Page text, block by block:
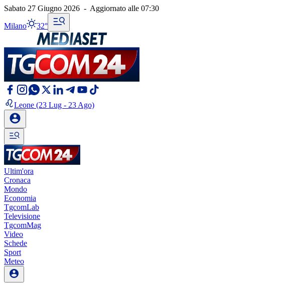
Sabato 27 Giugno 2026 - Aggiornato alle 07:30
Milano 32°
Leone (23 Lug - 23 Ago)
Ultim'ora
Cronaca
Mondo
Economia
TgcomLab
Televisione
TgcomMag
Video
Schede
Sport
Meteo